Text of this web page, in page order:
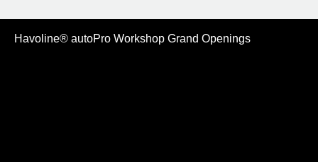
Havoline® autoPro Workshop Grand Openings